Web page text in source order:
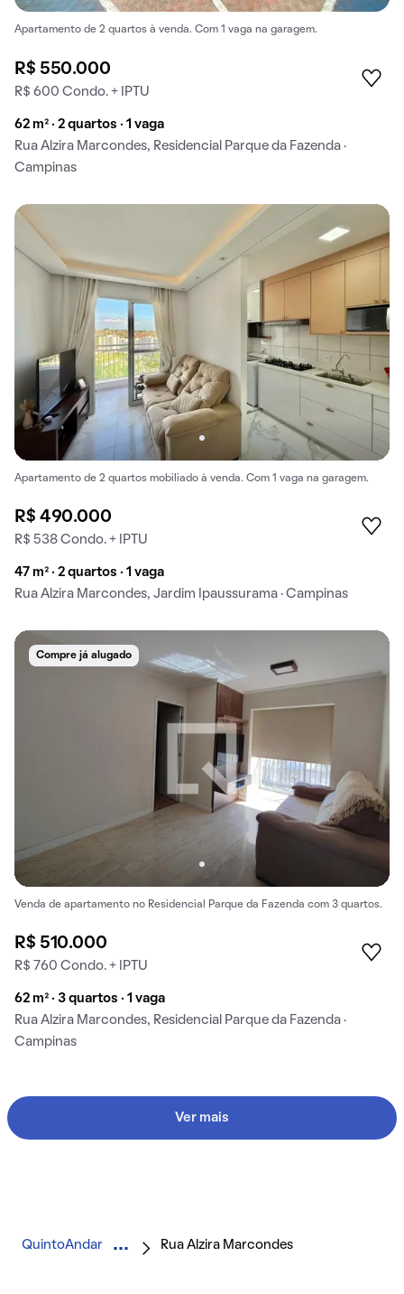
Apartamento de 2 quartos à venda. Com 1 vaga na garagem.
R$ 550.000
R$ 600 Condo. + IPTU
62 m² · 2 quartos · 1 vaga
Rua Alzira Marcondes, Residencial Parque da Fazenda ·
Campinas
Apartamento de 2 quartos mobiliado à venda. Com 1 vaga na garagem.
R$ 490.000
R$ 538 Condo. + IPTU
47 m² · 2 quartos · 1 vaga
Rua Alzira Marcondes, Jardim Ipaussurama · Campinas
Compre já alugado
Venda de apartamento no Residencial Parque da Fazenda com 3 quartos.
R$ 510.000
R$ 760 Condo. + IPTU
62 m² · 3 quartos · 1 vaga
Rua Alzira Marcondes, Residencial Parque da Fazenda ·
Campinas
Ver mais
QuintoAndar Rua Alzira Marcondes